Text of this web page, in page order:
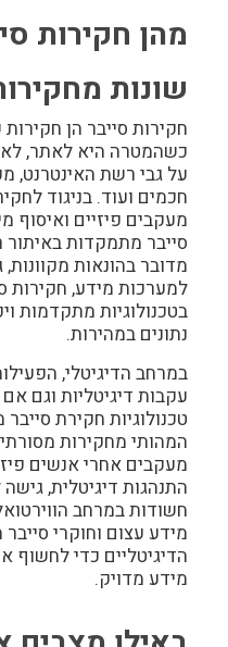
מהן חקירות
שונות
חקירות סייבר הן
כשהמטרה היא לאתר,
על גבי רשת האינטרנט,
חכמים ועוד. בניגוד
מעקבים פיזיים ואיסוף
סייבר מתמקדות באיתור
מדובר בהונאות
למערכות מידע, חקירות
בטכנולוגיות מתקדמות
נתונים במהירות.
במרחב הדיגיטלי,
עקבות דיגיטליות וגם
טכנולוגיות חקירת
המהותי מחקירות
מעקבים אחרי אנשים
התנהגות דיגיטלית,
חשודות במרחב
מידע עצום וחוקרי
הדיגיטליים כדי
מידע מדויק.